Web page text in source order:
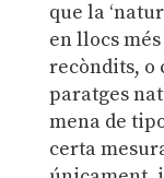
que la
en llocs
recòndits, o
paratges
mena de
certa